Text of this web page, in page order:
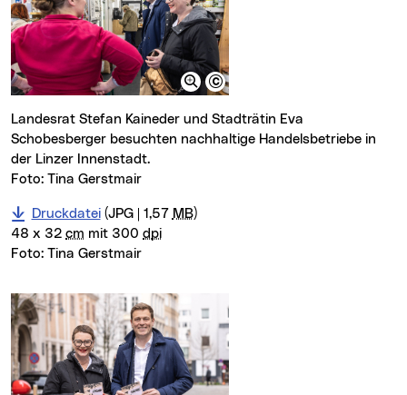
Landesrat Stefan Kaineder und Stadträtin Eva
Schobesberger besuchten nachhaltige Handelsbetriebe in
der Linzer Innenstadt.
Foto: Tina Gerstmair
Druckdatei(JPG | 1,57 MB)
48 x 32 cm mit 300 dpi
Foto: Tina Gerstmair